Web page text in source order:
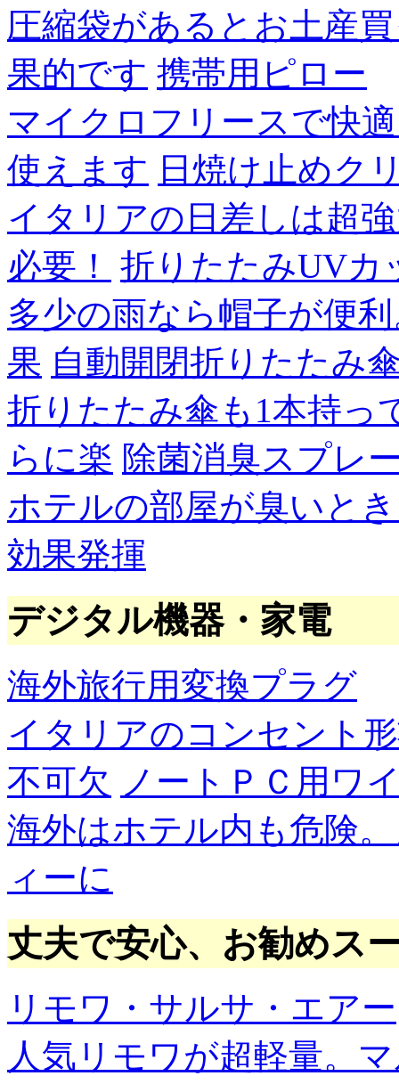
圧縮袋があるとお土産
果的です 携帯用ピロー
マイクロフリースで快
使えます 日焼け止めク
イタリアの日差しは超
必要！
折りたたみUVカ
多少の雨なら帽子が便
果 自動開閉折りたたみ
折りたたみ傘も1本持っ
らに楽 除菌消臭スプレ
ホテルの部屋が臭いと
効果発揮
デジタル機器・家電
海外旅行用変換プラグ
イタリアのコンセント
不可欠 ノートＰＣ用ワ
海外はホテル内も危険
ィーに
丈夫で安心、お勧めス
リモワ・サルサ・エアー
人気リモワが超軽量。